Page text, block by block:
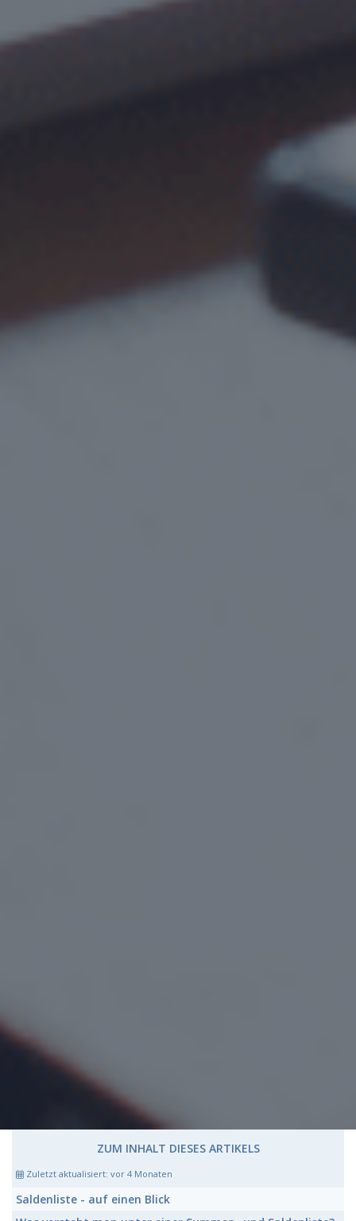
ZUM INHALT DIESES ARTIKELS
Zuletzt aktualisiert: vor 4 Monaten
Saldenliste - auf einen Blick